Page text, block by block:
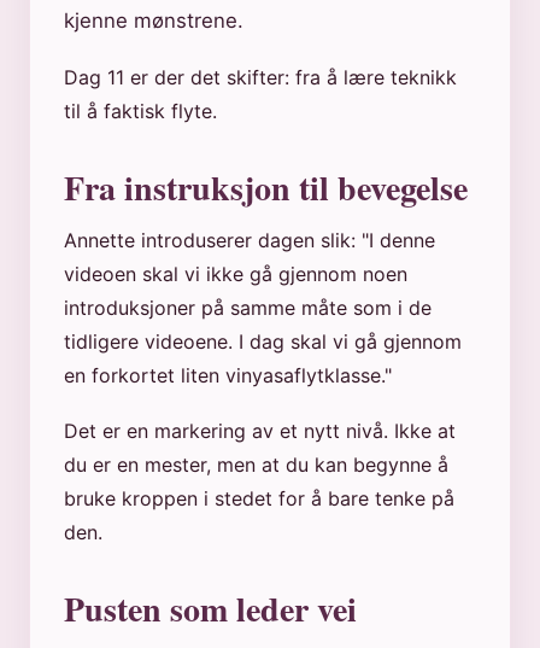
kjenne mønstrene.
Dag 11 er der det skifter: fra å lære teknikk
til å faktisk flyte.
Fra instruksjon til bevegelse
Annette introduserer dagen slik: "I denne
videoen skal vi ikke gå gjennom noen
introduksjoner på samme måte som i de
tidligere videoene. I dag skal vi gå gjennom
en forkortet liten vinyasaflytklasse."
Det er en markering av et nytt nivå. Ikke at
du er en mester, men at du kan begynne å
bruke kroppen i stedet for å bare tenke på
den.
Pusten som leder vei